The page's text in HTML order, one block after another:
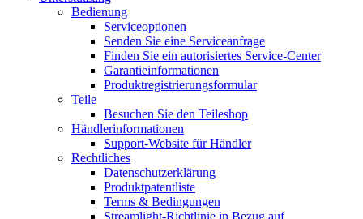
Bedienung
Serviceoptionen
Senden Sie eine Serviceanfrage
Finden Sie ein autorisiertes Service-Center
Garantieinformationen
Produktregistrierungsformular
Teile
Besuchen Sie den Teileshop
Händlerinformationen
Support-Website für Händler
Rechtliches
Datenschutzerklärung
Produktpatentliste
Terms & Bedingungen